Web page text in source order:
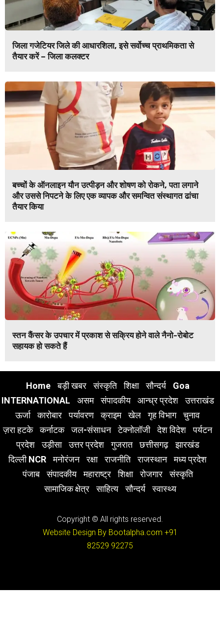
जिला गजेटियर जिले की आधारशिला, इसे सर्वोच्च प्राथमिकता से
तैयार करें – जिला कलक्टर
बच्चों के ऑनलाइन यौन उत्पीड़न और शोषण को रोकने, पता लगाने
और उससे निपटने के लिए एक व्यापक और समन्वित संस्थागत ढांचा
तैयार किया
स्तन कैंसर के उपचार में प्रकाश से सक्रिय होने वाले नैनो-रोबोट
सहायक हो सकते हैं
Home बड़ी खबर संस्कृति शिक्षा सौन्दर्य
Goa
INTERNATIONAL
असम संपादकीय आन्ध्र प्रदेश
उत्तराखंड
ऊर्जा
कारोबार पर्यावरण क्राइम खेल गृह विभाग
चुनाव
ज़रा हटके
कर्नाटक जल-संसाधन टेक्नोलॉजी देश विदेश
पर्यटन
प्रदेश
उड़ीसा उत्तर प्रदेश गुजरात छत्तीसगढ़
झारखंड
दिल्ली NCR
मनोरंजन रक्षा राजनीति राजस्थान
मध्य प्रदेश
पंजाब
संपादकीय महाराष्ट्र शिक्षा रोजगार
संस्कृति
सामाजिक क्षेत्र
साहित्य सौन्दर्य स्वास्थ्य
Copyright © All rights reserved.
Website Design By Bootalpha.com +91
82529 92275